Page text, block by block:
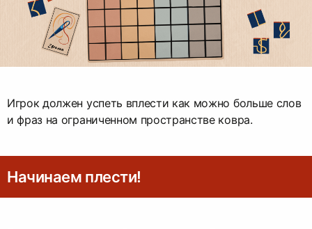
Игрок должен успеть вплести как можно больше слов
и фраз на ограниченном пространстве ковра.
Начинаем плести!